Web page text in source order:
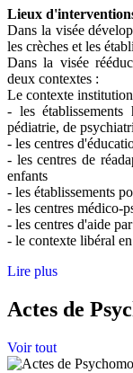
Lieux
Dans la visée
les crèches et les
Dans la visée
deux contextes :
Le contexte
- les établissements
pédiatrie, de
- les centres
- les centres de
enfants
- les établissements
- les centres médico-
- les centres d'aide
- le contexte libéral
Lire plus
Actes de
Voir tout